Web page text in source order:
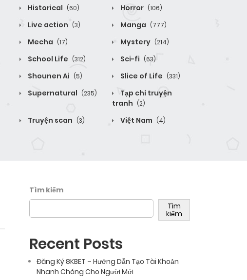
Historical (60) Horror (106)
Live action (3) Manga (777)
Mecha (17) Mystery (214)
School Life (312) Sci-fi (63)
Shounen Ai (5) Slice of Life (331)
Supernatural (235)
Tạp chí truyện
tranh (2)
Truyện scan (3) Việt Nam (4)
Tìm kiếm
Tìm
kiếm
Recent Posts
Đăng Ký 8KBET – Hướng Dẫn Tạo Tài Khoản
Nhanh Chóng Cho Người Mới